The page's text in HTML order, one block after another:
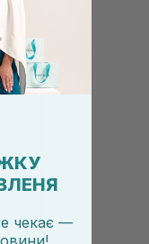
чекає —